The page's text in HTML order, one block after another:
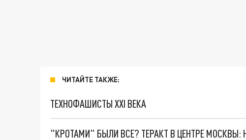
ЧИТАЙТЕ ТАКЖЕ:
ТЕХНОФАШИСТЫ XXI ВЕКА
"КРОТАМИ" БЫЛИ ВСЕ? ТЕРАКТ В ЦЕНТРЕ